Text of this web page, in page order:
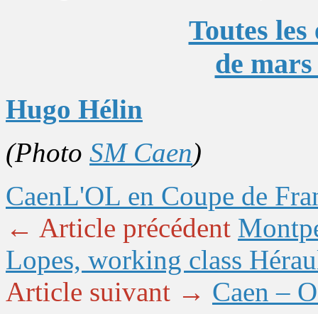
Toutes les
de
Hugo Hélin
(Photo SM Caen)
CaenL'OL en Coupe de
← Article précédent
Lopes, working class
Article suivant → Caen –